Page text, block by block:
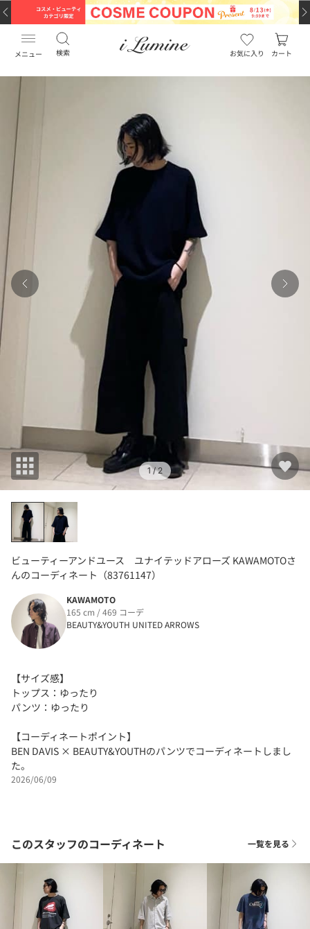
メニュー 検索 お気に入り カート
1/ 2
ビューティーアンドユース ユナイテッドアローズ KAWAMOTOさ
んのコーディネート（83761147）
KAWAMOTO
165 cm / 469 コーデ
BEAUTY&YOUTH UNITED ARROWS
【サイズ感】
トップス：ゆったり
パンツ：ゆったり
【コーディネートポイント】
BEN DAVIS × BEAUTY&YOUTHのパンツでコーディネートしまし
た。
2026/06/09
このスタッフのコーディネート 一覧を見る